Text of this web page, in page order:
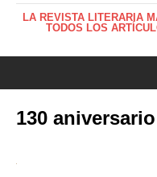
LA REVISTA LITERARIA
TODOS LOS
130